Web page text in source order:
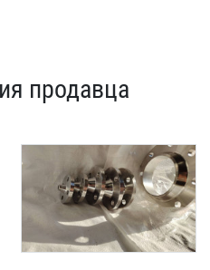
продавца